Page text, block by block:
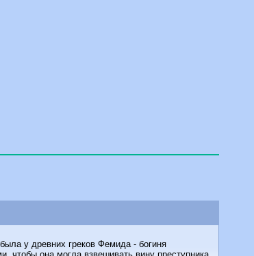
у древних греков Фемида - богиня